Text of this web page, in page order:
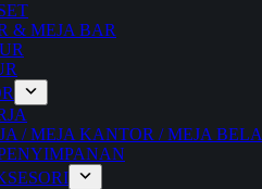
& MEJA BAR
/ MEJA KANTOR / MEJA